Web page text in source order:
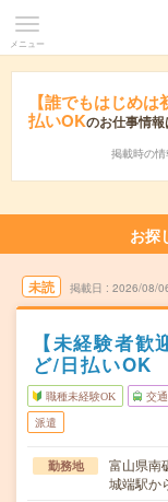
メニュー
【誰でもはじめ
払いOKのお仕事情
掲載時の情
お探
未読 掲載日 2026/08/
【未経験者
ど/日払いOK
職種未経験OK 交
派遣
勤務地
富山県南
城端駅か